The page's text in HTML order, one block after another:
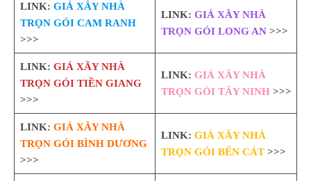
LINK: GIÁ XÂY NHÀ
TRỌN GÓI CAM RANH
>>>
LINK: GIÁ XÂY NHÀ
TRỌN GÓI LONG AN>>>
LINK: GIÁ XÂY NHÀ
TRỌN GÓI TIỀN GIANG
>>>
LINK: GIÁ XÂY NHÀ
TRỌN GÓI TÂY NINH>>>
LINK: GIÁ XÂY NHÀ
TRỌN GÓI BÌNH DƯƠNG
>>>
LINK: GIÁ XÂY NHÀ
TRỌN GÓI BẾN CÁT>>>